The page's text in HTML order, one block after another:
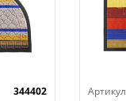
344402
Артикул